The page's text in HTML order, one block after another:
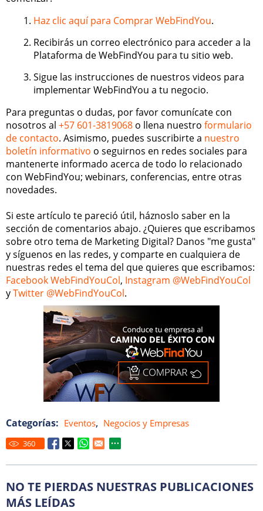
Haz clic aquí para Comprar WebFindYou.
Recibirás un correo electrónico para acceder a la
Plataforma de WebFindYou para tu sitio web.
Sigue las instrucciones de nuestros videos para
implementar WebFindYou a tu negocio.
Para preguntas o dudas, por favor comunícate con
nosotros al +57 601-3819068 o llena nuestro formulario
de contacto. Asimismo, puedes suscribirte a nuestro
boletín informativo o seguirnos en redes sociales para
mantenerte informado acerca de todo lo relacionado
con WebFindYou; webinars, conferencias, entre otras
novedades.
Si este artículo te pareció útil, háznoslo saber en la
sección de comentarios abajo. ¿Quieres que escribamos
sobre otro tema de Marketing Digital? Danos "me gusta"
y síguenos en las redes, y comparte en cualquiera de
nuestras redes el tema del que quieres que escribamos:
Facebook WebFindYouCol, Instagram @WebFindYouCol
yTwitter @WebFindYouCol.
Categorías: Eventos, Negocios y Empresas
360
NO TE PIERDAS NUESTRAS PUBLICACIONES
MÁS LEÍDAS